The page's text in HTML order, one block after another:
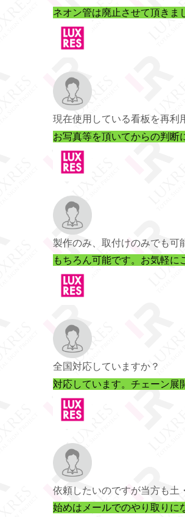
ネオン管は廃止させて頂きま
現在使用している看板を再利
お写真等を頂いてからの判断
製作のみ、取付けのみでも可
もちろん可能です。お気軽に
全国対応していますか？
対応しています。チェーン展
依頼したいのですが当方も土
始めはメールでのやり取りに